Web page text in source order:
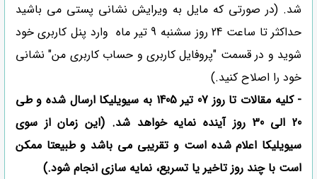
شد. (در صورتی که مایل به ویرایش نشانی پستی می باشید
حداکثر تا ساعت 24 روز سشنبه 9 تیر ماه وارد پنل کاربری خود
شوید و در قسمت "پروفایل کاربری و حساب کاربری من" نشانی
خود را اصلاح کنید.)
- کلیه مقالات تا روز 07 تیر 1405 به سیویلیکا ارسال شده و طی
20 الی 30 روز آینده نمایه خواهد شد. (این زمان از سوی
سیویلیکا اعلام شده است و تقریبی می باشد و طبیعتا ممکن
است با چند روز تاخیر یا تسریع، نمایه سازی انجام شود.)